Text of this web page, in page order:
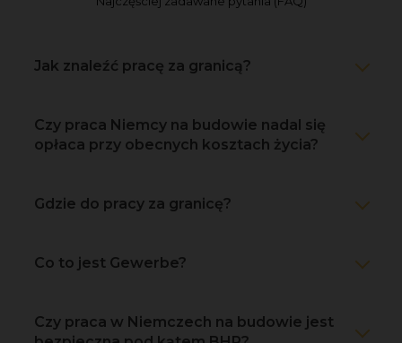
Jak znaleźć pracę za granicą?
Czy praca Niemcy na budowie nadal się
opłaca przy obecnych kosztach życia?
Gdzie do pracy za granicę?
Co to jest Gewerbe?
Czy praca w Niemczech na budowie jest